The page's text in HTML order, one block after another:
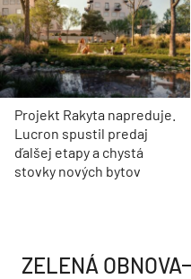
Projekt Rakyta napreduje.
Lucron spustil predaj
ďalšej etapy a chystá
stovky nových bytov
ZELENÁ OBNOVA